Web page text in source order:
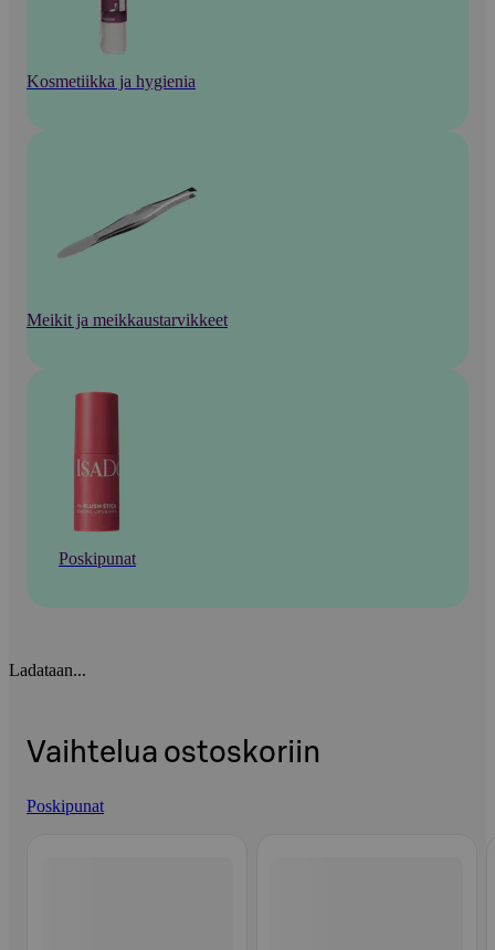
Kosmetiikka ja hygienia
Meikit ja meikkaustarvikkeet
Poskipunat
Ladataan...
Vaihtelua ostoskoriin
Poskipunat